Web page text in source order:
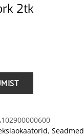
2tk
, Seadmed